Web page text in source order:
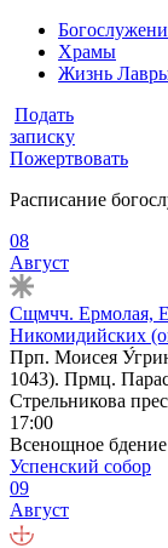
Храмы
Жизнь
Подать
записку
Пожертвовать
Расписание
08
Август
Сщмчч. Ермолая,
Никомидийских
Прп. Моисея
1043). Прмц.
Стрельникова
17:00
Всенощное
Успенский собор
09
Август